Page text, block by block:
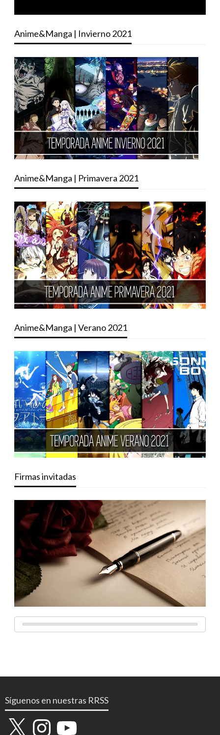
Anime&Manga | Invierno 2021
Anime&Manga | Primavera 2021
Anime&Manga | Verano 2021
Firmas invitadas
Síguenos en nuestras RRSS
X InstagramYouTube